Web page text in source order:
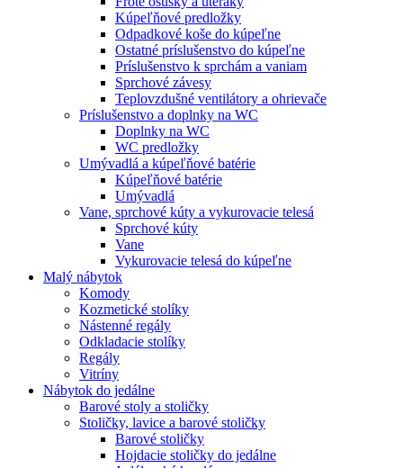
Kúpeľňové predložky
Odpadkové koše do kúpeľne
Ostatné príslušenstvo do kúpeľne
Príslušenstvo k sprchám a vaniam
Sprchové závesy
Teplovzdušné ventilátory a ohrievače
Príslušenstvo a doplnky na WC
Doplnky na WC
WC predložky
Umývadlá a kúpeľňové batérie
Kúpeľňové batérie
Umývadlá
Vane, sprchové kúty a vykurovacie telesá
Sprchové kúty
Vane
Vykurovacie telesá do kúpeľne
Malý nábytok
Komody
Kozmetické stolíky
Nástenné regály
Odkladacie stolíky
Regály
Vitríny
Nábytok do jedálne
Barové stoly a stoličky
Stoličky, lavice a barové stoličky
Barové stoličky
Hojdacie stoličky do jedálne